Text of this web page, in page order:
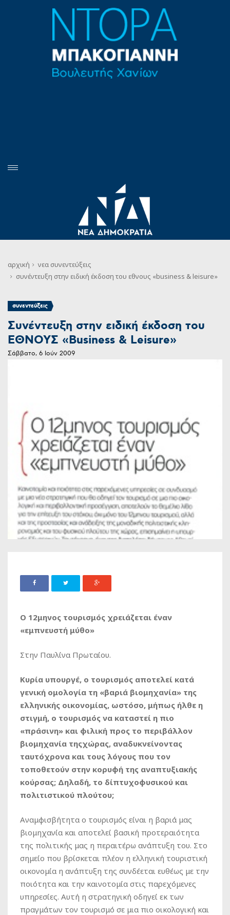
αρχική νεα συνεντεύξεις
συνέντευξη στην ειδική έκδοση του εθνους «business & leisure»
συνεντεύξεις
Συνέντευξη στην ειδική έκδοση του
ΕΘΝΟΥΣ «Business & Leisure»
Σάββατο, 6 Ιούν 2009
Ο 12μηνος τουρισμός χρειάζεται έναν
«εμπνευστή μύθο»
Στην Παυλίνα Πρωταίου.
Κυρία υπουργέ, ο τουρισμός αποτελεί κατά
γενική ομολογία τη «βαριά βιομηχανία» της
ελληνικής οικονομίας, ωστόσο, μήπως ήλθε η
στιγμή, ο τουρισμός να καταστεί η πιο
«πράσινη» και φιλική προς το περιβάλλον
βιομηχανία τηςχώρας, αναδυκνείνοντας
ταυτόχρονα και τους λόγους που τον
τοποθετούν στην κορυφή της αναπτυξιακής
κούρσας; Δηλαδή, το δίπτυχοφυσικού και
πολιτιστικού πλούτου;
Αναμφισβήτητα ο τουρισμός είναι η βαριά μας
βιομηχανία και αποτελεί βασική προτεραιότητα
της πολιτικής μας η περαιτέρω ανάπτυξη του. Στο
σημείο που βρίσκεται πλέον η ελληνική τουριστική
οικονομία η ανάπτυξη της συνδέεται ευθέως με την
ποιότητα και την καινοτομία στις παρεχόμενες
υπηρεσίες. Αυτή η στρατηγική οδηγεί εκ των
πραγμάτων τον τουρισμό σε μια πιο οικολογική και